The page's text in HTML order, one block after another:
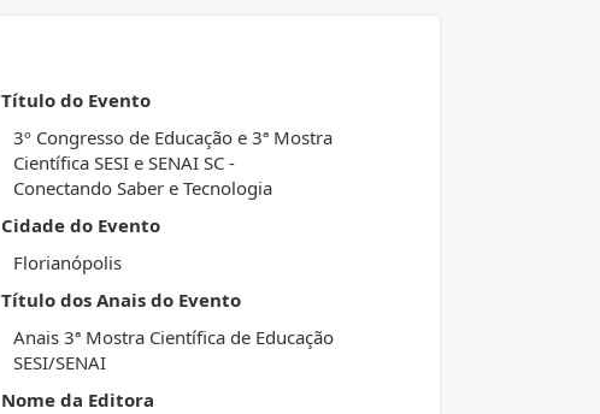
Título do Evento
3º Congresso de Educação e 3ª Mostra
Científica SESI e SENAI SC -
Conectando Saber e Tecnologia
Cidade do Evento
Florianópolis
Título dos Anais do Evento
Anais 3ª Mostra Científica de Educação
SESI/SENAI
Nome da Editora